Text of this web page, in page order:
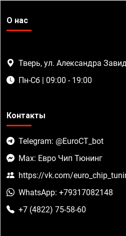
О нас
Тверь, ул. Александра
Пн-Сб | 09:00 - 19:00
Контакты
Telegram: @EuroCT_bot
Max: Евро Чип Тюнинг
https://vk.com/
WhatsApp: +79317082148
+7 (4822) 75-58-60